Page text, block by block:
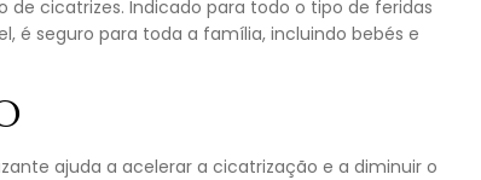
de cicatrizes. Indicado para todo o tipo de feridas
é seguro para toda a família, incluindo bebés e
ajuda a acelerar a cicatrização e a diminuir o